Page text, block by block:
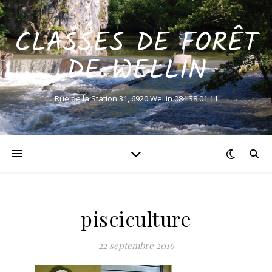
CLASSES DE FORÊT
DE WELLIN
Rue de la Station 31, 6920 Wellin 084 38 01 11
pisciculture
22 septembre 2016